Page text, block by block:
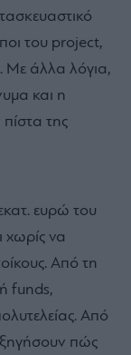
του project,
Με άλλα λόγια,
και η
της
ευρώ του
χωρίς να
Από τη
funds,
Από
πώς